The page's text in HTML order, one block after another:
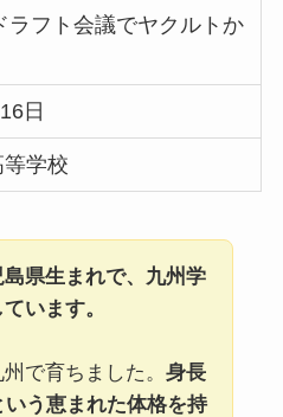
ラフト会議でヤクルトか
日
学校
県生まれで、九州学
います。
で育ちました。 身長
う恵まれた体格を持